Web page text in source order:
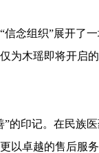
组织”展开了
为木瑶即将开启
印记。在民族
以卓越的售后服